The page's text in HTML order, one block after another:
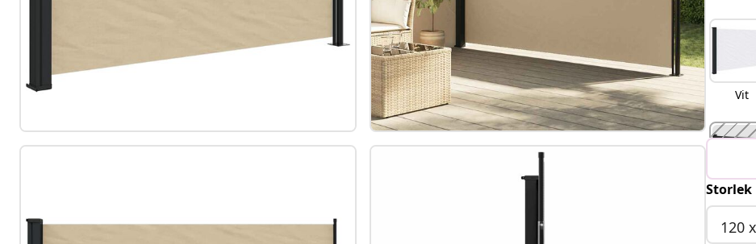
Vit
Storlek
120